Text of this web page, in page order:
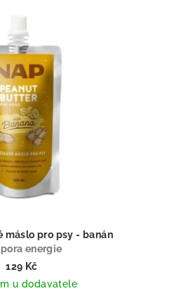
máslo pro psy - banán
energie
129 Kč
u dodavatele